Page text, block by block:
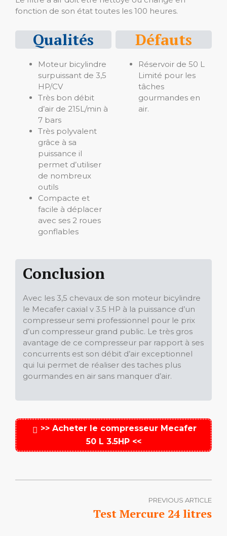
fonction de son état toutes les 100 heures.
Qualités
Moteur bicylindre
surpuissant de 3,5
HP/CV
Très bon débit
d’air de 215L/min à
7 bars
Très polyvalent
grâce à sa
puissance il
permet d’utiliser
de nombreux
outils
Compacte et
facile à déplacer
avec ses 2 roues
gonflables
Défauts
Réservoir de 50 L
Limité pour les
tâches
gourmandes en
air.
Conclusion
Avec les 3,5 chevaux de son moteur bicylindre
le Mecafer caxial v 3.5 HP à la puissance d’un
compresseur semi professionnel pour le prix
d’un compresseur grand public. Le très gros
avantage de ce compresseur par rapport à ses
concurrents est son débit d’air exceptionnel
qui lui permet de réaliser des taches plus
gourmandes en air sans manquer d’air.
>> Acheter le compresseur Mecafer
50 L 3.5HP <<
PREVIOUS ARTICLE
Test Mercure 24 litres